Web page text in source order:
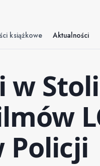
książkowe Aktualności
Policji